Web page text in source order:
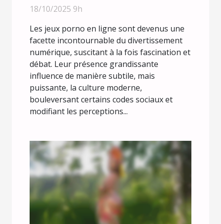
18/10/2025 9h
Les jeux porno en ligne sont devenus une
facette incontournable du divertissement
numérique, suscitant à la fois fascination et
débat. Leur présence grandissante
influence de manière subtile, mais
puissante, la culture moderne,
bouleversant certains codes sociaux et
modifiant les perceptions...